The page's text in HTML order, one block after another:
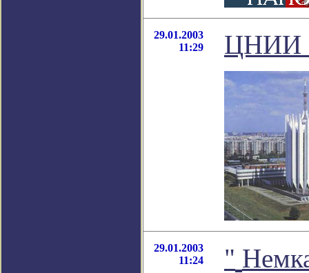
29.01.2003
11:29
ЦНИИ
29.01.2003
11:24
"